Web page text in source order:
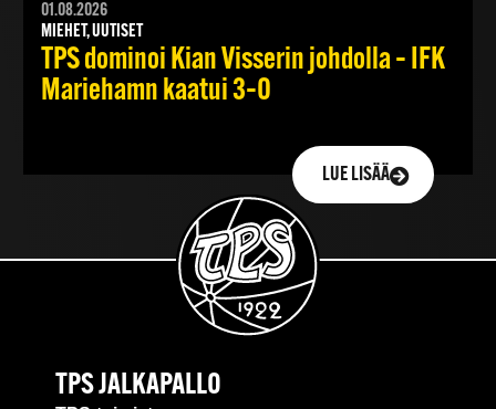
01.08.2026
MIEHET, UUTISET
TPS dominoi Kian Visserin johdolla – IFK
Mariehamn kaatui 3–0
LUE LISÄÄ
TPS JALKAPALLO